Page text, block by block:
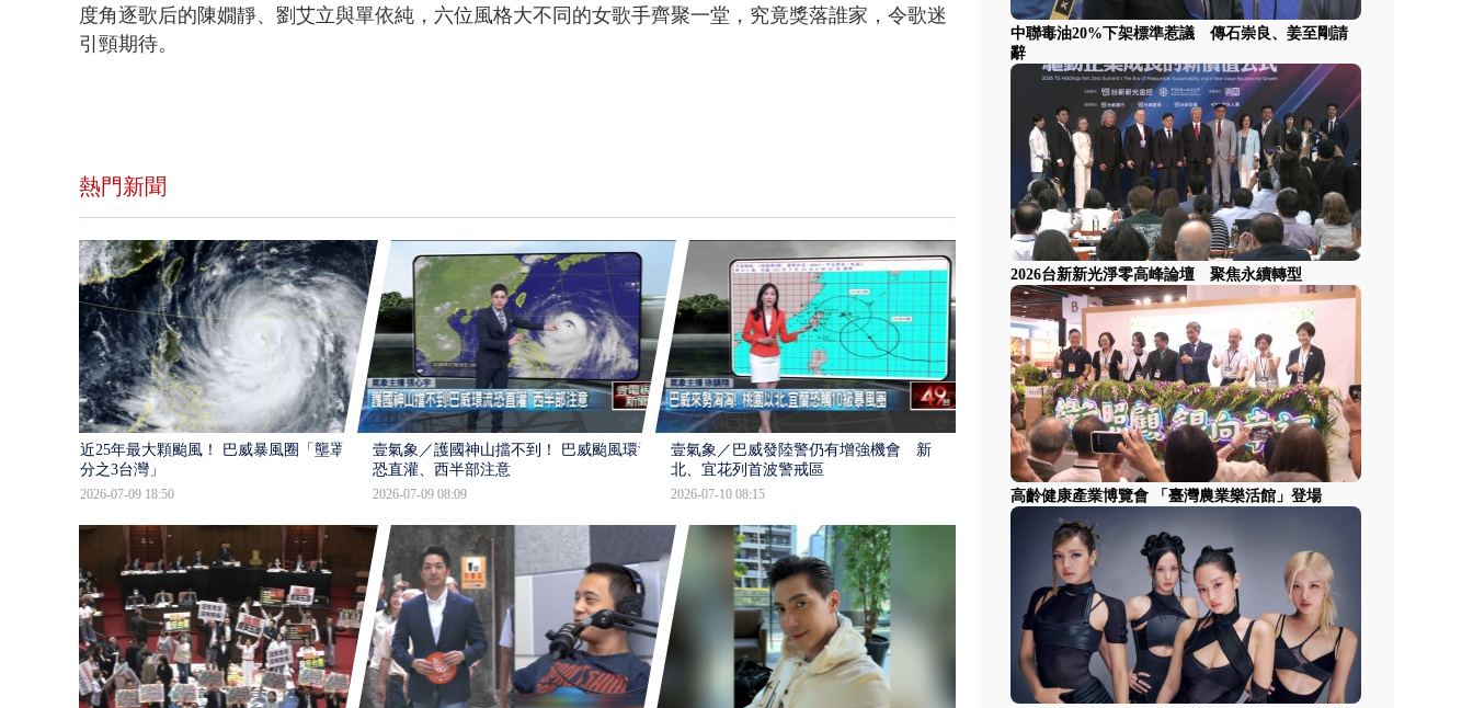
度角逐歌后的陳嫺靜、劉艾立與單依純，六位風格大不同的女歌手齊聚一堂，究竟獎落誰家，令歌迷
引頸期待。
熱門新聞
近25年最大顆颱風！ 巴威暴風圈「壟罩4
分之3台灣」
2026-07-09 18:50
壹氣象／護國神山擋不到！ 巴威颱風環流
恐直灌、西半部注意
2026-07-09 08:09
壹氣象／巴威發陸警仍有增強機會 新
北、宜花列首波警戒區
2026-07-10 08:15
中聯毒油20%下架標準惹議 傳石崇良、姜至剛請
辭
2026台新新光淨零高峰論壇 聚焦永續轉型
高齡健康產業博覽會 「臺灣農業樂活館」登場